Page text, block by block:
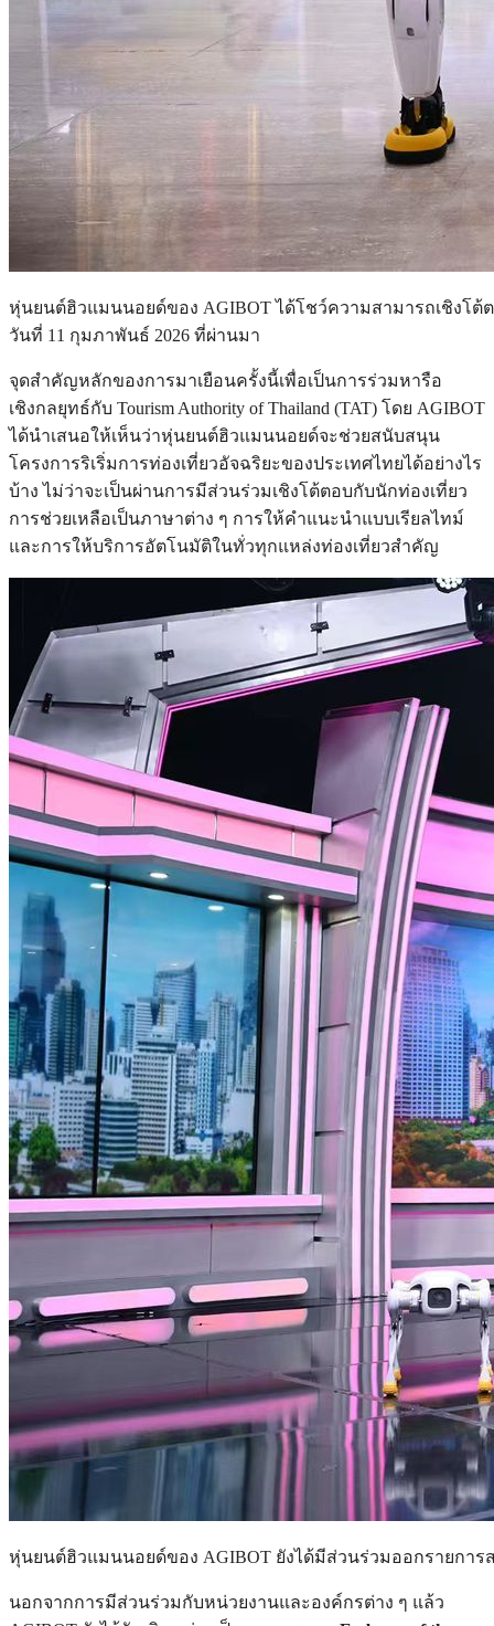
หุ่นยนต์ฮิวแมนนอยด์ของ AGIBOT ได้โชว์ความสามารถเชิงโต้ต
วันที่ 11 กุมภาพันธ์ 2026 ที่ผ่านมา
จุดสำคัญหลักของการมาเยือนครั้งนี้เพื่อเป็นการร่วมหารือ
เชิงกลยุทธ์กับ Tourism Authority of Thailand (TAT) โดย AGIBOT
ได้นำเสนอให้เห็นว่าหุ่นยนต์ฮิวแมนนอยด์จะช่วยสนับสนุน
โครงการริเริ่มการท่องเที่ยวอัจฉริยะของประเทศไทยได้อย่างไร
บ้าง ไม่ว่าจะเป็นผ่านการมีส่วนร่วมเชิงโต้ตอบกับนักท่องเที่ยว
การช่วยเหลือเป็นภาษาต่าง ๆ การให้คำแนะนำแบบเรียลไทม์
และการให้บริการอัตโนมัติในทั่วทุกแหล่งท่องเที่ยวสำคัญ
หุ่นยนต์ฮิวแมนนอยด์ของ AGIBOT ยังได้มีส่วนร่วมออกรายกา
นอกจากการมีส่วนร่วมกับหน่วยงานและองค์กรต่าง ๆ แล้ว